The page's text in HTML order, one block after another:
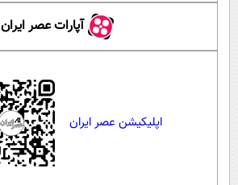
آپارات عصر ایران
اپلیکیشن عصر ایران